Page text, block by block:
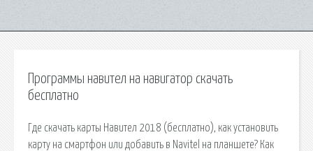
Программы навител на навигатор скачать
бесплатно
Где скачать карты Навител 2018 (бесплатно), как установить
карту на смартфон или добавить в Navitel на планшете? Как